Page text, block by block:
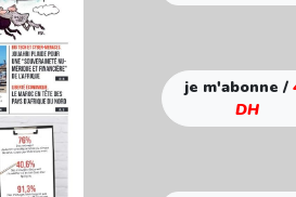
je m'abonne /
DH